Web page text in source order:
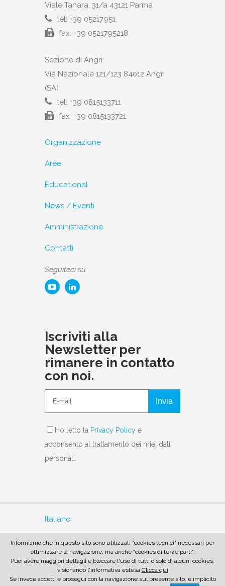
Viale Tanara, 31/a 43121 Parma
tel: +39 05217951
fax: +39 0521795218
Sezione di Angri:
Via Nazionale 121/123 84012 Angri
(SA)
tel: +39 0815133711
fax: +39 0815133721
Organizzazione
Aree
Educational
News / Eventi
Amministrazione
Contatti
Seguiteci su
Iscriviti alla
Newsletter per
rimanere in contatto
con noi.
Invia
Ho letto la Privacy Policy e
acconsento al trattamento dei miei dati
personali.
Italiano
English
© 2019 Copyright SSICA
Privacy Policy–Cookies
Informiamo che in questo sito sono utilizzati "cookies tecnici" necessari per
ottimizzare la navigazione, ma anche "cookies di terze parti".
Puoi avere maggiori dettagli e bloccare l'uso di tutti o solo di alcuni cookies,
visionando l'informativa estesa Clicca qui
Se invece accetti e prosegui con la navigazione sul presente sito, è implicito